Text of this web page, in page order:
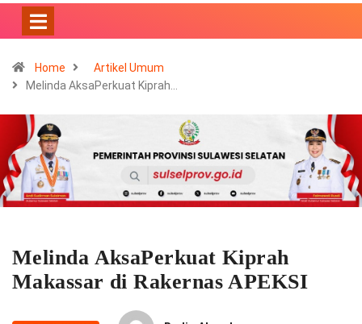
Home
Artikel Umum
Melinda AksaPerkuat Kiprah…
Melinda AksaPerkuat Kiprah
Makassar di Rakernas APEKSI